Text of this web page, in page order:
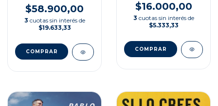
$58.900,00
3 cuotas sin interés de
$19.633,33
$16.000,00
3 cuotas sin interés de
$5.333,33